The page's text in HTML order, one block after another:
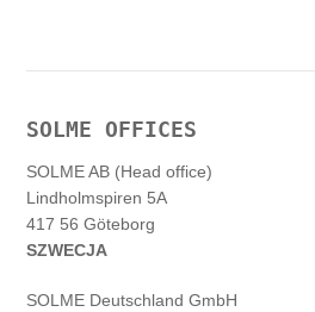
SOLME OFFICES
SOLME AB (Head office)
Lindholmspiren 5A
417 56 Göteborg
SZWECJA
SOLME Deutschland GmbH